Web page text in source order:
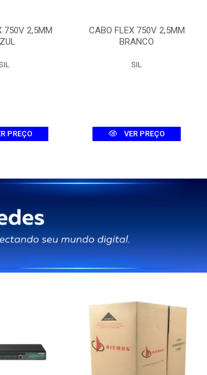
750V 2,5MM
PREÇO
CABO FLEX 750V 2,5MM
BRANCO
SIL
VER PREÇO